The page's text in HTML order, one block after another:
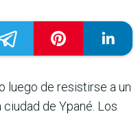
luego de resistirse a un
de Ypané. Los